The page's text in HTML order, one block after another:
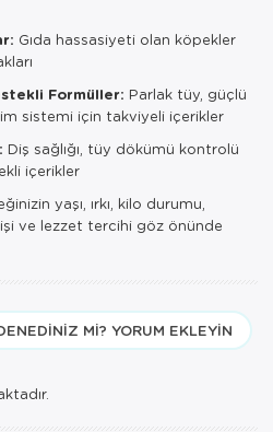
Gıda hassasiyeti olan köpekler
Formüller: Parlak tüy, güçlü
sistemi için takviyeli içerikler
Diş sağlığı, tüy dökümü kontrolü
içerikler
yaşı, ırkı, kilo durumu,
ve lezzet tercihi göz önünde
MI? YORUM EKLEYIN